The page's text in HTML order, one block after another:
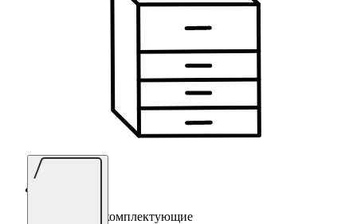
Мебельные комплектующие